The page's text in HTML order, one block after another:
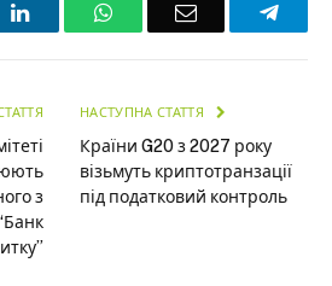
LinkedInWhatsAppEmail
з
НАСТУПНА СТАТТЯ
Країни G20 з 2027 року
візьмуть криптотранзації
під податковий контроль